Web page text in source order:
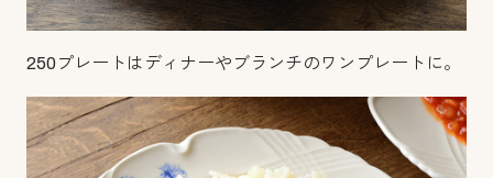
250プレートはディナーやブランチのワンプレートに。